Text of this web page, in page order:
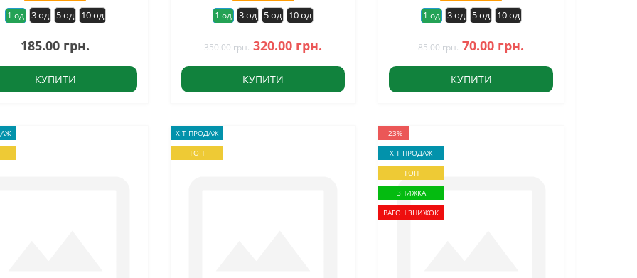
1 од 3 од 5 од 10 од
185.00 грн.
КУПИТИ
1 од 3 од 5 од 10 од
350.00 грн. 320.00 грн.
КУПИТИ
1 од 3 од 5 од 10 од
85.00 грн. 70.00 грн.
КУПИТИ
ХІТ ПРОДАЖ
ТОП
-23%
ХІТ ПРОДАЖ
ТОП
ЗНИЖКА
ВАГОН ЗНИЖОК